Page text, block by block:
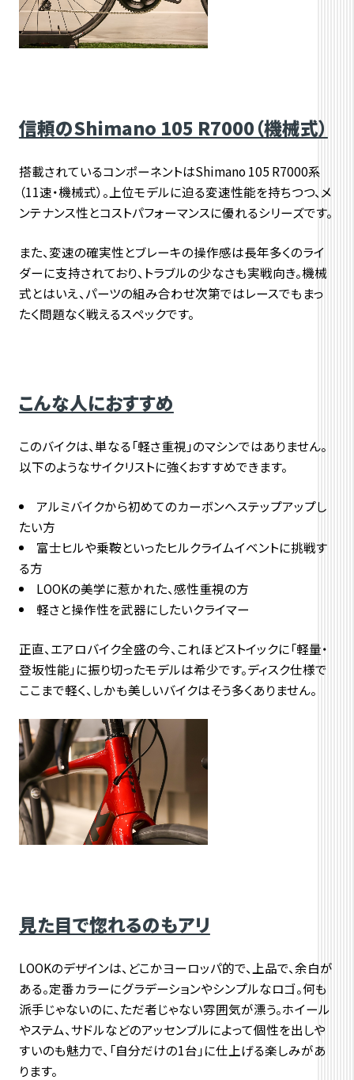
信頼のShimano 105 R7000（機械式）
搭載されているコンポーネントはShimano 105 R7000系
（11速・機械式）。 上位モデルに迫る変速性能を持ちつつ、 メ
ンテナンス性とコストパフォーマンスに優れるシリーズです。
また、 変速の確実性とブレーキの操作感は長年多くのライ
ダーに支持されており、トラブルの少なさも実戦向き。機械
式とはいえ、 パーツの組み合わせ次第ではレースでもまっ
たく問題なく戦えるスペックです。
こんな人におすすめ
このバイクは、単なる「軽さ重視」のマシンではありません。
以下のようなサイクリストに強くおすすめできます。
アルミバイクから初めてのカーボンへステップアップし
たい方
富士ヒルや乗鞍といったヒルクライムイベントに挑戦す
る方
LOOKの美学に惹かれた、感性重視の方
軽さと操作性を武器にしたいクライマー
正直、エアロバイク全盛の今、これほどストイックに「軽量・
登坂性能」に振り切ったモデルは希少です。ディスク仕様で
ここまで軽く、 しかも美しいバイクはそう多くありません。
見た目で惚れるのもアリ
LOOKのデザインは、どこかヨーロッパ的で、上品で、余白が
ある。定番カラーにグラデーションやシンプルなロゴ。何も
派手じゃないのに、ただ者じゃない雰囲気が漂う。ホイール
やステム、サドルなどのアッセンブルによって個性を出しや
すいのも魅力で、 「自分だけの1台」に仕上げる楽しみがあ
ります。